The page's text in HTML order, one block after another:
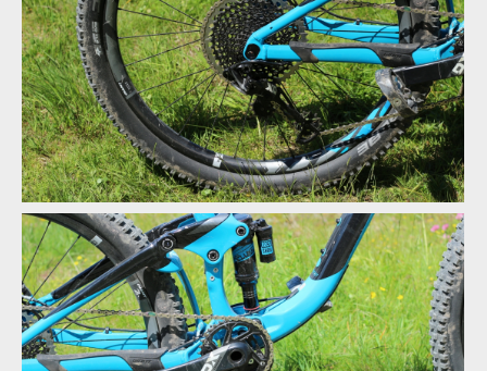
Giant Trance - SRAM Eagle
Giant Trance - SRAM Eagle